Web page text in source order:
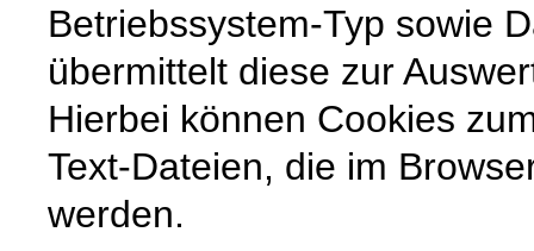
Betriebssystem-Typ sowie
übermittelt diese zur
Hierbei können Cookies
Text-Dateien, die im
werden.